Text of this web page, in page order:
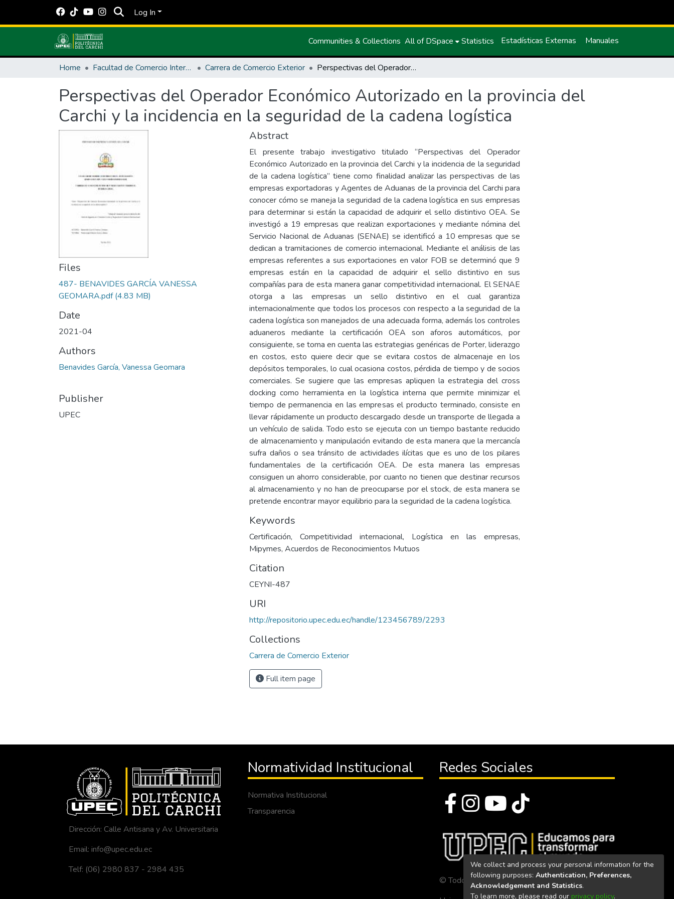
Log In
Communities & Collections All of DSpace Statistics Estadísticas Externas Manuales
Home Facultad de Comercio Internacional, Integración, Administración y Economía Empresarial Carrera de Comercio Exterior Perspectivas del Operador Económico Autorizado en la provincia del Carchi y la incidencia en la seguridad de la cadena logística
Perspectivas del Operador Económico Autorizado en la provincia del
Carchi y la incidencia en la seguridad de la cadena logística
Files
487- BENAVIDES GARCÍA VANESSA
GEOMARA.pdf(4.83 MB)
Date
2021-04
Authors
Benavides García, Vanessa Geomara
Publisher
UPEC
Abstract
El presente trabajo investigativo titulado “Perspectivas del Operador
Económico Autorizado en la provincia del Carchi y la incidencia de la seguridad
de la cadena logística” tiene como finalidad analizar las perspectivas de las
empresas exportadoras y Agentes de Aduanas de la provincia del Carchi para
conocer cómo se maneja la seguridad de la cadena logística en sus empresas
para determinar si están la capacidad de adquirir el sello distintivo OEA. Se
investigó a 19 empresas que realizan exportaciones y mediante nómina del
Servicio Nacional de Aduanas (SENAE) se identificó a 10 empresas que se
dedican a tramitaciones de comercio internacional. Mediante el análisis de las
empresas referentes a sus exportaciones en valor FOB se determinó que 9
empresas están en la capacidad de adquirir el sello distintivo en sus
compañías para de esta manera ganar competitividad internacional. El SENAE
otorga a las empresas un sello distintivo en el cual garantiza
internacionalmente que todos los procesos con respecto a la seguridad de la
cadena logística son manejados de una adecuada forma, además los controles
aduaneros mediante la certificación OEA son aforos automáticos, por
consiguiente, se toma en cuenta las estrategias genéricas de Porter, liderazgo
en costos, esto quiere decir que se evitara costos de almacenaje en los
depósitos temporales, lo cual ocasiona costos, pérdida de tiempo y de socios
comerciales. Se sugiere que las empresas apliquen la estrategia del cross
docking como herramienta en la logística interna que permite minimizar el
tiempo de permanencia en las empresas el producto terminado, consiste en
llevar rápidamente un producto descargado desde un transporte de llegada a
un vehículo de salida. Todo esto se ejecuta con un tiempo bastante reducido
de almacenamiento y manipulación evitando de esta manera que la mercancía
sufra daños o sea tránsito de actividades ilícitas que es uno de los pilares
fundamentales de la certificación OEA. De esta manera las empresas
consiguen un ahorro considerable, por cuanto no tienen que destinar recursos
al almacenamiento y no han de preocuparse por el stock, de esta manera se
pretende encontrar mayor equilibrio para la seguridad de la cadena logística.
Keywords
Certificación, Competitividad internacional, Logística en las empresas,
Mipymes, Acuerdos de Reconocimientos Mutuos
Citation
CEYNI-487
URI
http://repositorio.upec.edu.ec/handle/123456789/2293
Collections
Carrera de Comercio Exterior
Full item page
Dirección: Calle Antisana y Av. Universitaria
Email: info@upec.edu.ec
Telf: (06) 2980 837 - 2984 435
Normatividad Institucional
Normativa Institucional
Transparencia
Redes Sociales
© Todos los derechos reservados 2023
We collect and process your personal information for the
following purposes: Authentication, Preferences,
Acknowledgement and Statistics.
To learn more, please read our privacy policy.